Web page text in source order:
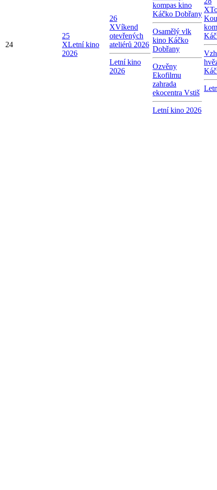
24
25
XLetní kino
2026
26
XVíkend
otevřených
ateliérů 2026
Letní kino
2026
kompas kino
Káčko Dobřany
Osamělý vlk
kino Káčko
Dobřany
Ozvěny
Ekofilmu
zahrada
ekocentra Vstiš
Letní kino 2026
X